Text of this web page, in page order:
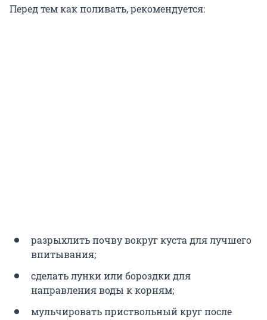
Перед тем как поливать, рекомендуется:
разрыхлить почву вокруг куста для лучшего
впитывания;
сделать лунки или бороздки для
направления воды к корням;
мульчировать приствольный круг после